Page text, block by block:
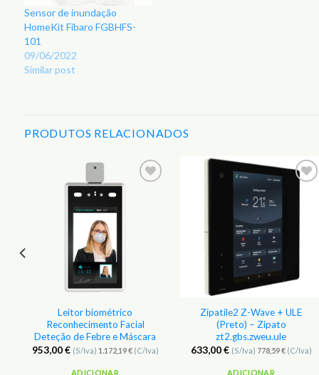
Sensor de inundação
HomeKit Fibaro FGBHFS-
101
09/06/2022
Similar post
PRODUTOS RELACIONADOS
Leitor biométrico
Reconhecimento Facial
Deteção de Febre e Máscara
953,00€ (S/Iva) 1.172,19€(C/Iva)
ADICIONAR
Zipatile2 Z-Wave + ULE
(Preto) – Zipato
zt2.gbs.zweu.ule
633,00€ (S/Iva) 778,59€(C/Iva)
ADICIONAR